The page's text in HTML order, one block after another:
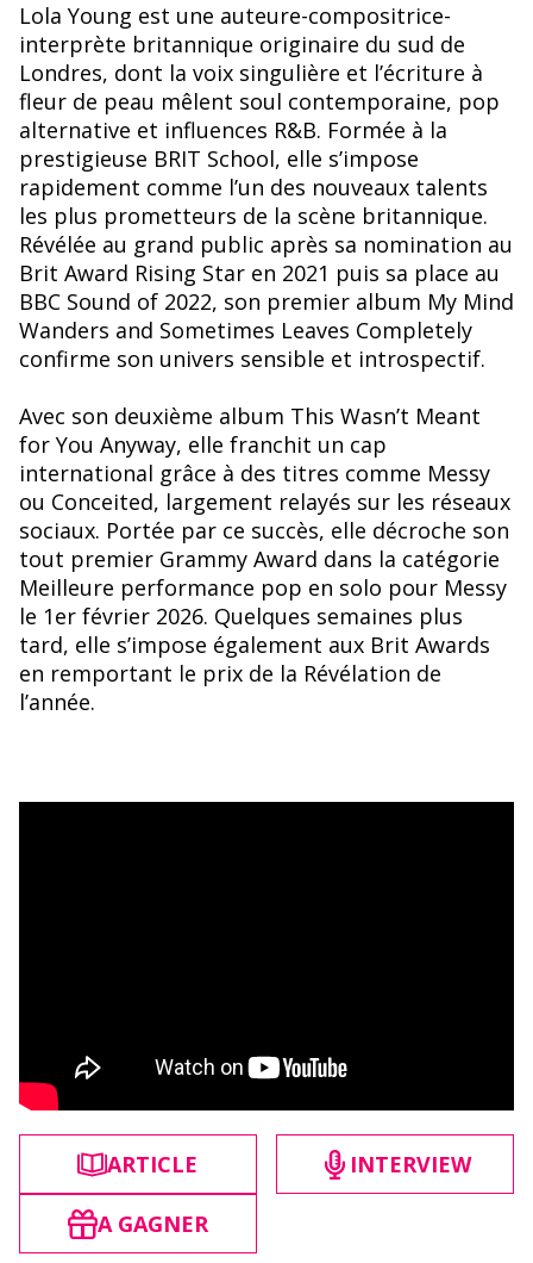
Lola Young est une auteure-compositrice-
interprète britannique originaire du sud de
Londres, dont la voix singulière et l’écriture à
fleur de peau mêlent soul contemporaine, pop
alternative et influences R&B. Formée à la
prestigieuse BRIT School, elle s’impose
rapidement comme l’un des nouveaux talents
les plus prometteurs de la scène britannique.
Révélée au grand public après sa nomination au
Brit Award Rising Star en 2021 puis sa place au
BBC Sound of 2022, son premier album My Mind
Wanders and Sometimes Leaves Completely
confirme son univers sensible et introspectif.
Avec son deuxième album This Wasn’t Meant
for You Anyway, elle franchit un cap
international grâce à des titres comme Messy
ou Conceited, largement relayés sur les réseaux
sociaux. Portée par ce succès, elle décroche son
tout premier Grammy Award dans la catégorie
Meilleure performance pop en solo pour Messy
le 1er février 2026. Quelques semaines plus
tard, elle s’impose également aux Brit Awards
en remportant le prix de la Révélation de
l’année.
ARTICLE INTERVIEW
A GAGNER